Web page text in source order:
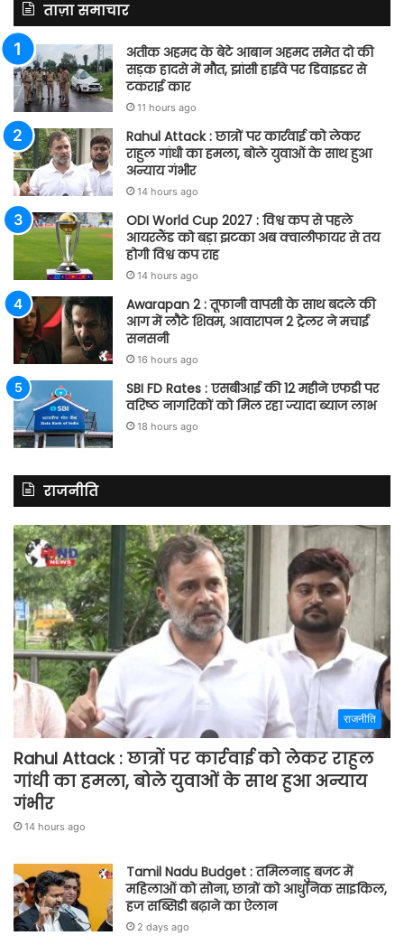
ताज़ा समाचार
अतीक अहमद के बेटे आबान अहमद समेत दो की
सड़क हादसे में मौत, झांसी हाईवे पर डिवाइडर से
टकराई कार
11 hours ago
Rahul Attack : छात्रों पर कार्रवाई को लेकर
राहुल गांधी का हमला, बोले युवाओं के साथ हुआ
अन्याय गंभीर
14 hours ago
ODI World Cup 2027 : विश्व कप से पहले
आयरलैंड को बड़ा झटका अब क्वालीफायर से तय
होगी विश्व कप राह
14 hours ago
Awarapan 2 : तूफानी वापसी के साथ बदले की
आग में लौटे शिवम, आवारापन 2 ट्रेलर ने मचाई
सनसनी
16 hours ago
SBI FD Rates : एसबीआई की 12 महीने एफडी पर
वरिष्ठ नागरिकों को मिल रहा ज्यादा ब्याज लाभ
18 hours ago
राजनीति
राजनीति
Rahul Attack : छात्रों पर कार्रवाई को लेकर राहुल
गांधी का हमला, बोले युवाओं के साथ हुआ अन्याय
गंभीर
14 hours ago
Tamil Nadu Budget : तमिलनाडु बजट में
महिलाओं को सोना, छात्रों को आधुनिक साइकिल,
हज सब्सिडी बढ़ाने का ऐलान
2 days ago